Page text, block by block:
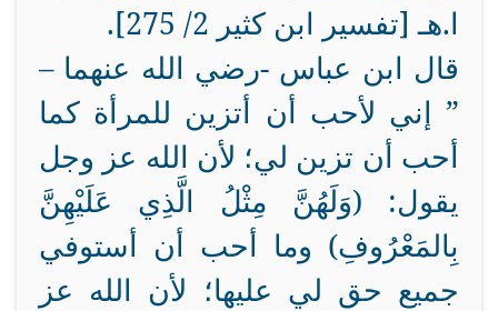
ا.هـ [تفسير ابن كثير 2/ 275].
قال ابن عباس -رضي الله عنهما –
” إني لأحب أن أتزين للمرأة كما
أحب أن تزين لي؛ لأن الله عز وجل
يقول: (وَلَهُنَّ مِثْلُ الَّذِي عَلَيْهِنَّ
بِالمَعْرُوفِ) وما أحب أن أستوفي
جميع حق لي عليها؛ لأن الله عز